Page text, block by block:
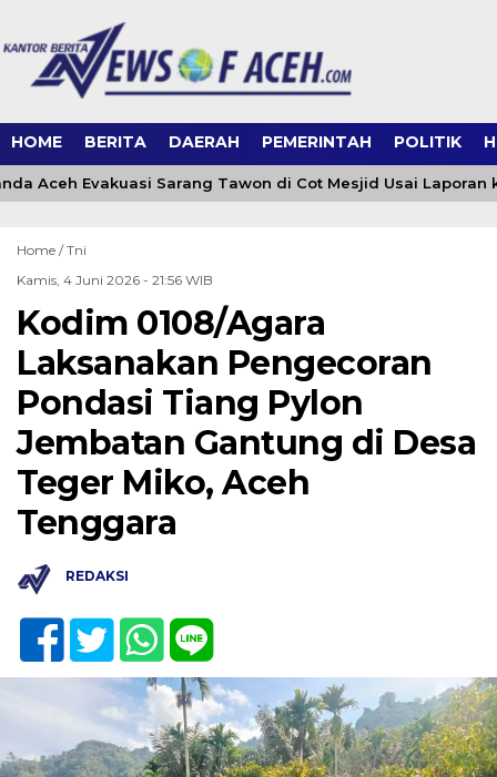
HOME BERITA DAERAH PEMERINTAH POLITIK
Aceh Evakuasi Sarang Tawon di Cot Mesjid Usai Laporan ke
Home /Tni
Kamis, 4 Juni 2026 - 21:56 WIB
Kodim 0108/Agara
Laksanakan Pengecoran
Pondasi Tiang Pylon
Jembatan Gantung di Desa
Teger Miko, Aceh
Tenggara
REDAKSI